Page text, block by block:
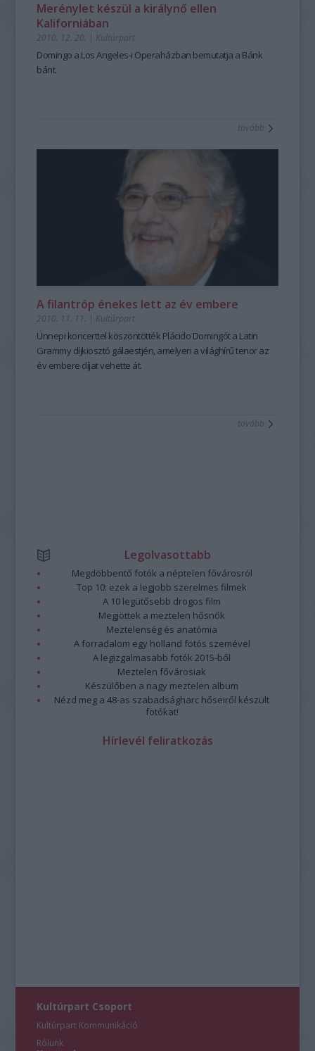
Merénylet készül a királynő ellen
Kaliforniában
2010. 12. 20. | Kultúrpart
Domingo a Los Angeles-i Operaházban bemutatja a Bánk
bánt.
tovább
A filantróp énekes lett az év embere
2010. 11. 11. | Kultúrpart
Ünnepi koncerttel köszöntötték Plácido Domingót a Latin
Grammy díjkiosztó gálaestjén, amelyen a világhírű tenor az
év embere díjat vehette át.
tovább
Legolvasottabb
Megdöbbentő fotók a néptelen fővárosról
Top 10: ezek a legjobb szerelmes filmek
A 10 legütősebb drogos film
Megjöttek a meztelen hősnők
Meztelenség és anatómia
A forradalom egy holland fotós szemével
A legizgalmasabb fotók 2015-ből
Meztelen fővárosiak
Készülőben a nagy meztelen album
Nézd meg a 48-as szabadságharc hőseiről készült
fotókat!
Hírlevél feliratkozás
Kultúrpart Csoport
Kultúrpart Kommunikáció
Rólunk